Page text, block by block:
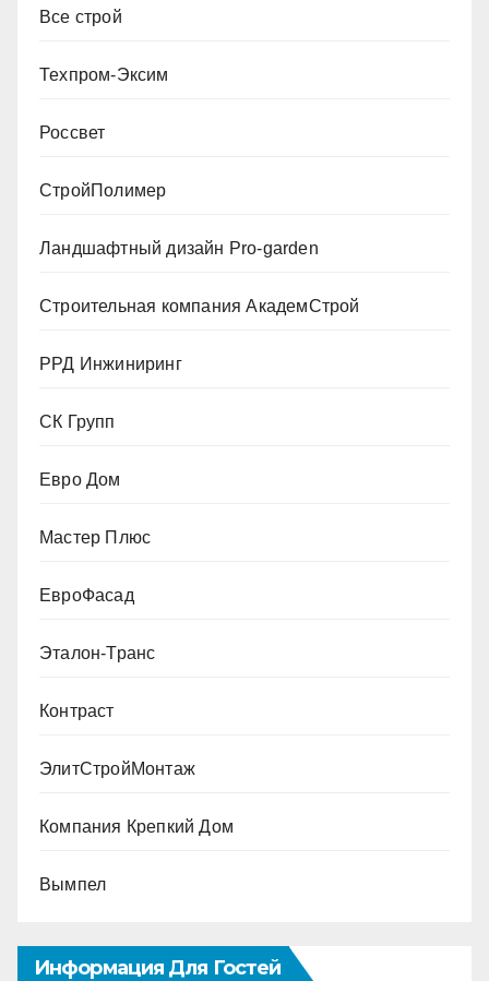
Все строй
Техпром-Эксим
Россвет
СтройПолимер
Ландшафтный дизайн Pro-garden
Строительная компания АкадемСтрой
РРД Инжиниринг
СК Групп
Евро Дом
Мастер Плюс
ЕвроФасад
Эталон-Транс
Контраст
ЭлитСтройМонтаж
Компания Крепкий Дом
Вымпел
Информация Для Гостей